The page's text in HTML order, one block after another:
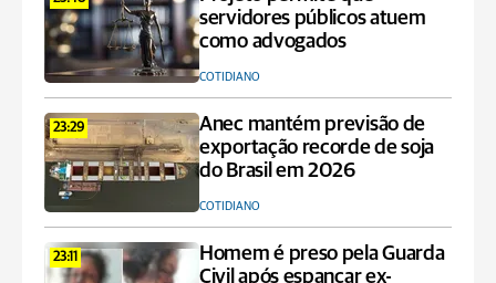
servidores públicos atuem
como advogados
COTIDIANO
23:29
Anec mantém previsão de
exportação recorde de soja
do Brasil em 2026
COTIDIANO
23:11
Homem é preso pela Guarda
Civil após espancar ex-